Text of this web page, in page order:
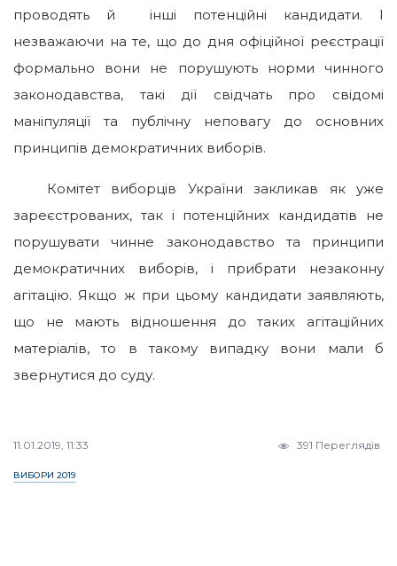
проводять й інші потенційні кандидати. І
незважаючи на те, що до дня офіційної реєстрації
формально вони не порушують норми чинного
законодавства, такі дії свідчать про свідомі
маніпуляції та публічну неповагу до основних
принципів демократичних виборів.
Комітет виборців України закликав як уже
зареєстрованих, так і потенційних кандидатів не
порушувати чинне законодавство та принципи
демократичних виборів, і прибрати незаконну
агітацію. Якщо ж при цьому кандидати заявляють,
що не мають відношення до таких агітаційних
матеріалів, то в такому випадку вони мали б
звернутися до суду.
11.01.2019, 11:33 391 Переглядів
ВИБОРИ 2019